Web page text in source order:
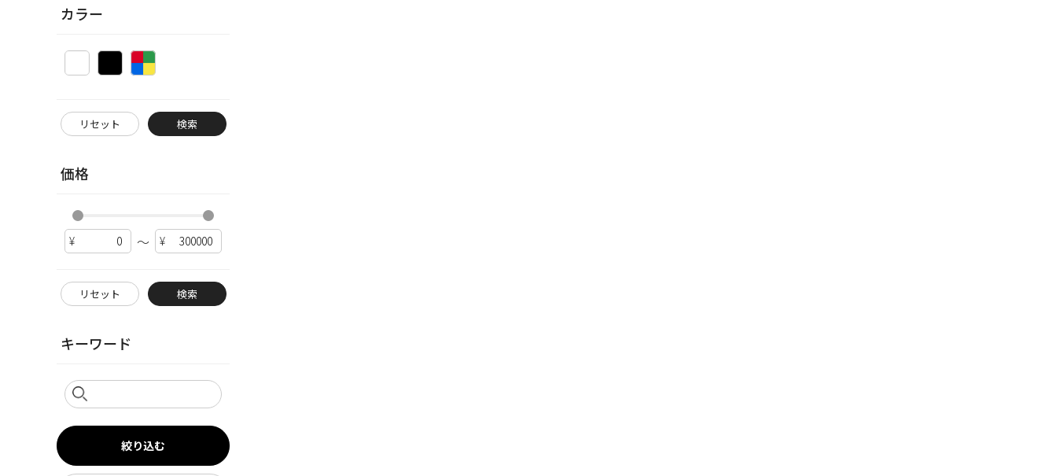
カラー
リセット 検索
価格
～
リセット 検索
キーワード
絞り込む